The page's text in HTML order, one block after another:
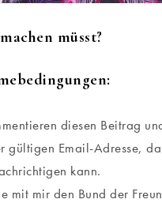
müsst?
:
diesen Beitrag
gültigen Email-Adresse,
kann.
mit mir den Bund der